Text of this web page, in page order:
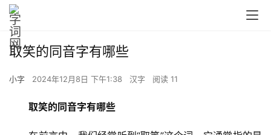
取笑的同音字有哪些
小字 2024年12月8日 下午1:38 汉字 阅读 11
取笑的同音字有哪些